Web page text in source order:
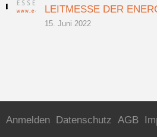
LEITMESSE DER
15. Juni 2022
Anmelden Datenschutz AGB